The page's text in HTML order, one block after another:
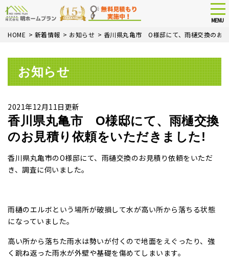
Skip
content
MENU
HOME > 新着情報 > お知らせ > 香川県丸亀市 O様邸にて、雨樋交換のお
お知らせ
2021年12月11日更新
香川県丸亀市 O様邸にて、雨樋交換
のお見積り依頼をいただきました!
香川県丸亀市のO様邸にて、雨樋交換のお見積り依頼をいただ
き、調査に伺いました。
雨樋のエルボという場所が破損して水が高い所から落ちる状態
になっていました。
高い所から落ちた雨水は勢いが付くので地面をえぐったり、強
く跳ね返った雨水が外壁や基礎を傷めてしまいます。